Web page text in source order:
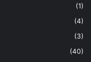
(1)
(4)
(3)
(40)